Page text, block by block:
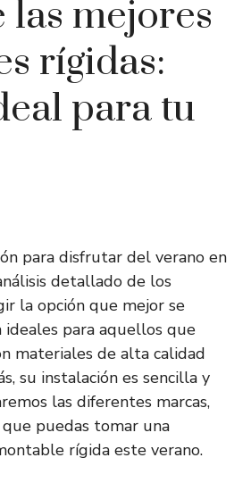
mejores
rígidas:
para tu
para disfrutar del verano en
detallado de los
la opción que mejor se
ideales para aquellos que
materiales de alta calidad
su instalación es sencilla y
las diferentes marcas,
puedas tomar una
rígida este verano.